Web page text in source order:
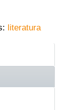
literatura